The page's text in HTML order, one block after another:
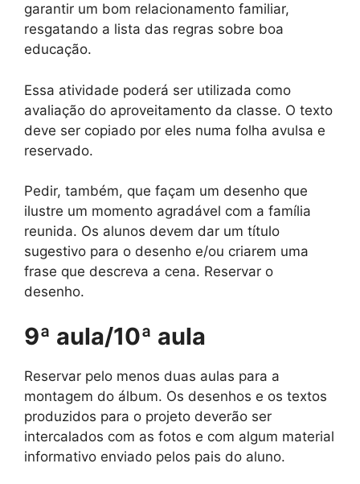
garantir um bom relacionamento familiar,
resgatando a lista das regras sobre boa
educação.
Essa atividade poderá ser utilizada como
avaliação do aproveitamento da classe. O texto
deve ser copiado por eles numa folha avulsa e
reservado.
Pedir, também, que façam um desenho que
ilustre um momento agradável com a família
reunida. Os alunos devem dar um título
sugestivo para o desenho e/ou criarem uma
frase que descreva a cena. Reservar o
desenho.
9ª aula/10ª aula
Reservar pelo menos duas aulas para a
montagem do álbum. Os desenhos e os textos
produzidos para o projeto deverão ser
intercalados com as fotos e com algum material
informativo enviado pelos pais do aluno.